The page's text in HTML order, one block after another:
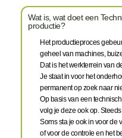
Wat is, wat doet een
productie?
Het productieproces
geheel van machines,
Dat is het werkterrein van
Je staat in voor het
permanent op zoek naar
Op basis van een
volg je deze ook op.
Soms sta je ook in voor de
of voor de controle en het